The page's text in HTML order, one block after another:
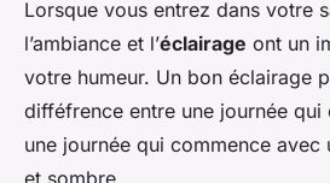
Lorsque vous entrez dans votre
l’ambiance et l’éclairage ont un
votre humeur. Un bon éclairage
difféfrence entre une journée qui
une journée qui commence avec